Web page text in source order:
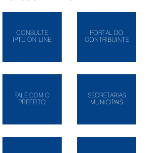
CONSULTE
IPTU ON-LINE
PORTAL DO
CONTRIBUINTE
FALE COM O
PREFEITO
SECRETARIAS
MUNICIPAIS